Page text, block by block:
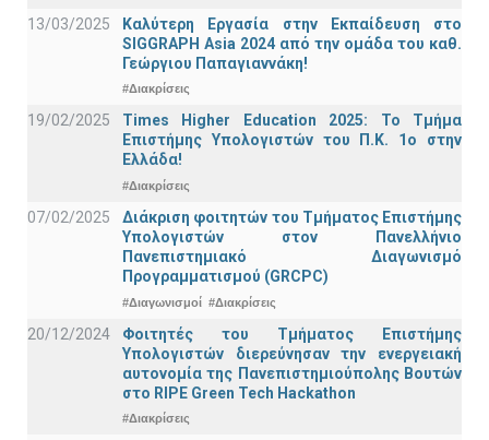
13/03/2025
Καλύτερη Εργασία στην Εκπαίδευση στο
SIGGRAPH Asia 2024 από την ομάδα του καθ.
Γεώργιου Παπαγιαννάκη!
#Διακρίσεις
19/02/2025
Times Higher Education 2025: Το Τμήμα
Επιστήμης Υπολογιστών του Π.Κ. 1ο στην
Ελλάδα!
#Διακρίσεις
07/02/2025
Διάκριση φοιτητών του Τμήματος Επιστήμης
Υπολογιστών στον Πανελλήνιο
Πανεπιστημιακό Διαγωνισμό
Προγραμματισμού (GRCPC)
#Διαγωνισμοί #Διακρίσεις
20/12/2024
Φοιτητές του Τμήματος Επιστήμης
Υπολογιστών διερεύνησαν την ενεργειακή
αυτονομία της Πανεπιστημιούπολης Βουτών
στο RIPE Green Tech Hackathon
#Διακρίσεις